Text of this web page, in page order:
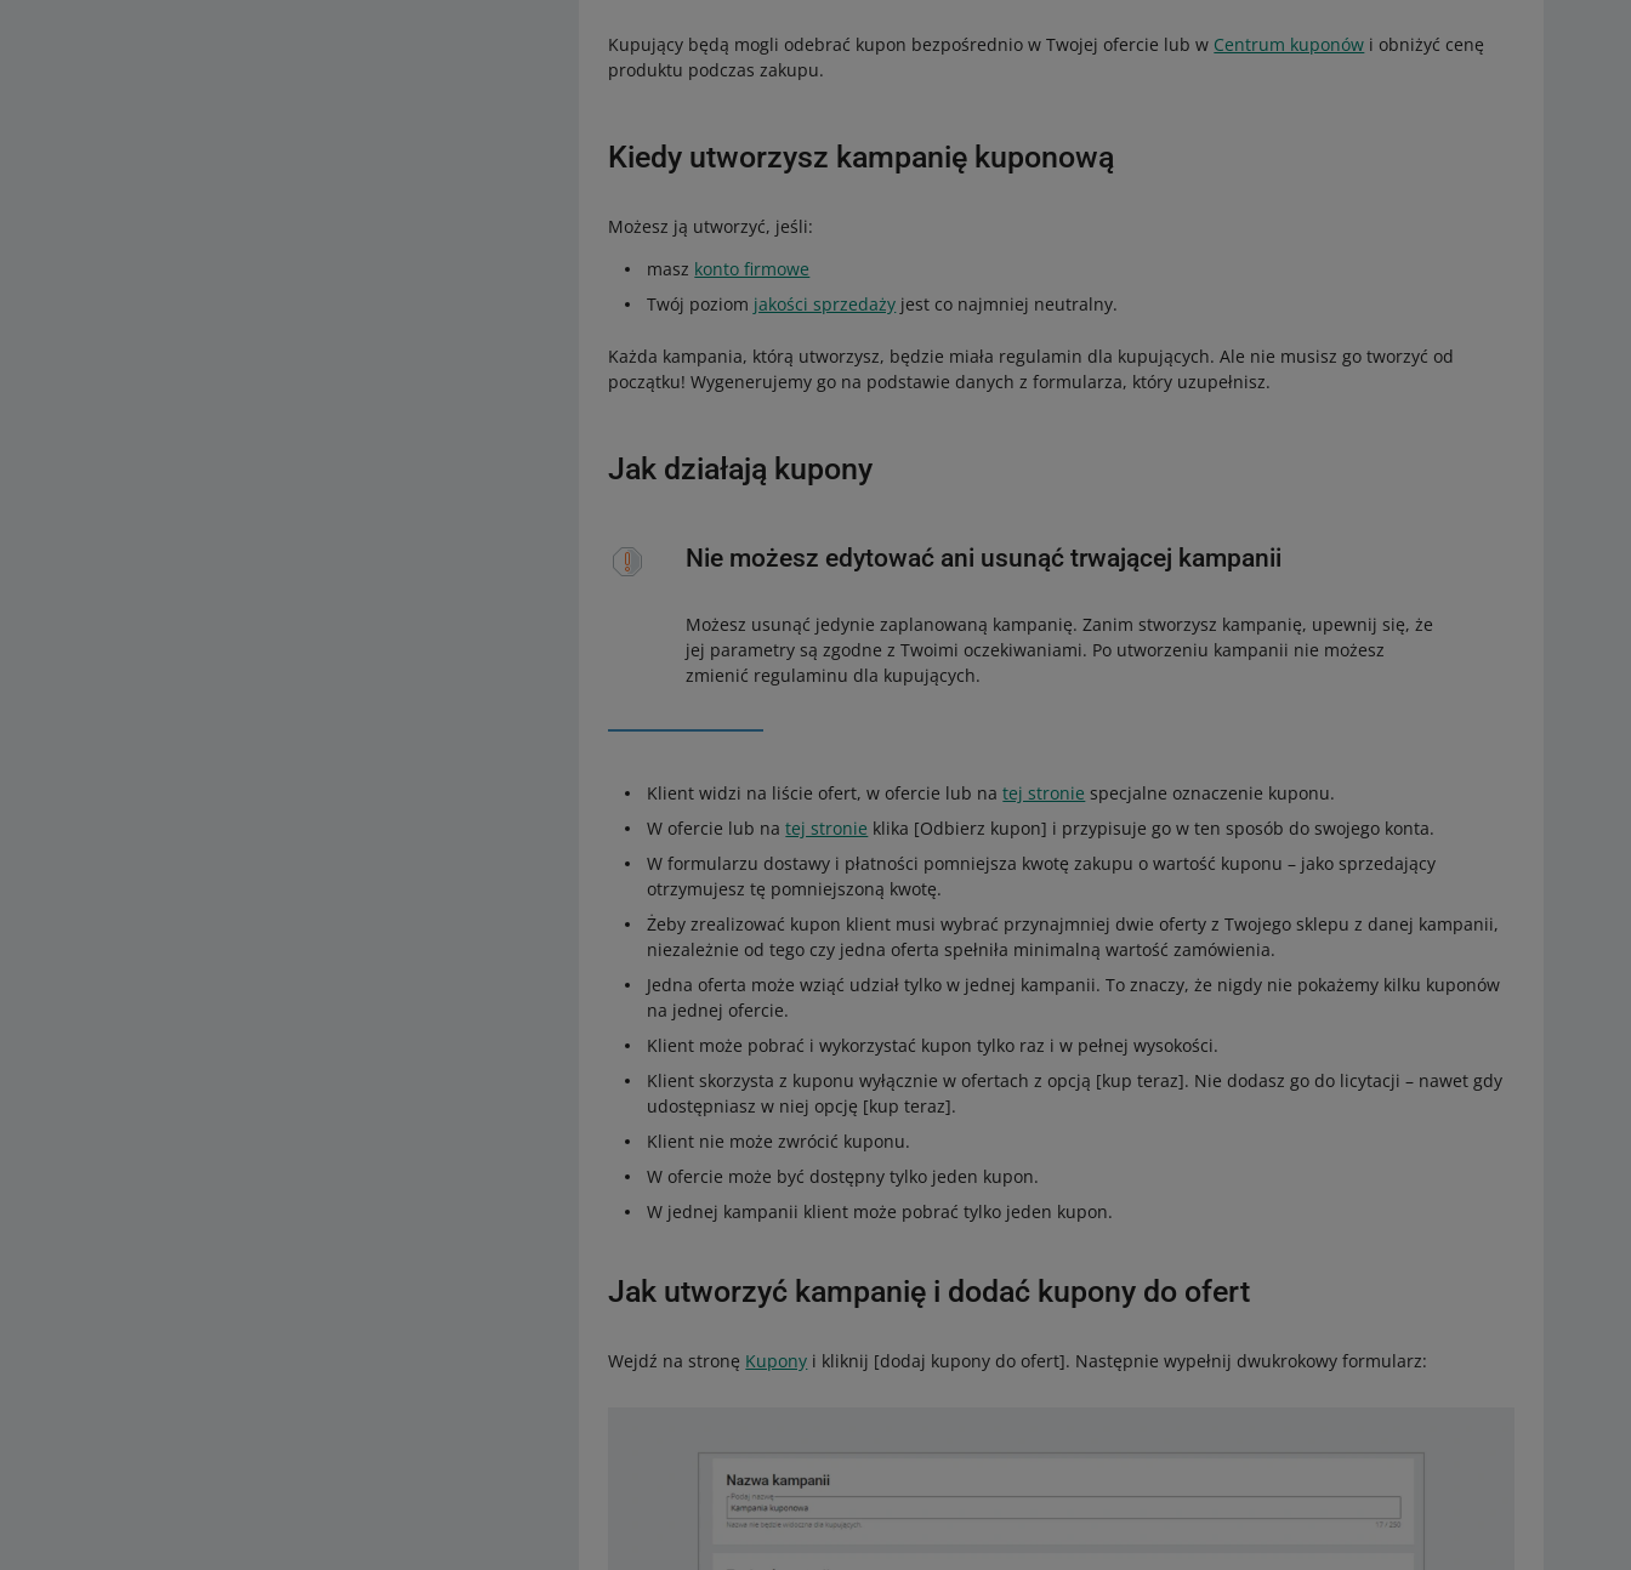
Kupujący będą mogli odebrać kupon bezpośrednio w Twojej ofercie lub w Centrum kuponów i obniżyć cenę
produktu podczas zakupu.
Kiedy utworzysz kampanię kuponową
Możesz ją utworzyć, jeśli:
masz konto firmowe
Twój poziom jakości sprzedaży jest co najmniej neutralny.
Każda kampania, którą utworzysz, będzie miała regulamin dla kupujących. Ale nie musisz go tworzyć od
początku! Wygenerujemy go na podstawie danych z formularza, który uzupełnisz.
Jak działają kupony
Nie możesz edytować ani usunąć trwającej kampanii
Możesz usunąć jedynie zaplanowaną kampanię. Zanim stworzysz kampanię, upewnij się, że
jej parametry są zgodne z Twoimi oczekiwaniami. Po utworzeniu kampanii nie możesz
zmienić regulaminu dla kupujących.
Klient widzi na liście ofert, w ofercie lub natej stronie specjalne oznaczenie kuponu.
W ofercie lub natej stronie klika [Odbierz kupon] i przypisuje go w ten sposób do swojego konta.
W formularzu dostawy i płatności pomniejsza kwotę zakupu o wartość kuponu – jako sprzedający
otrzymujesz tę pomniejszoną kwotę.
Żeby zrealizować kupon klient musi wybrać przynajmniej dwie oferty z Twojego sklepu z danej kampanii,
niezależnie od tego czy jedna oferta spełniła minimalną wartość zamówienia.
Jedna oferta może wziąć udział tylko w jednej kampanii. To znaczy, że nigdy nie pokażemy kilku kuponów
na jednej ofercie.
Klient może pobrać i wykorzystać kupon tylko raz i w pełnej wysokości.
Klient skorzysta z kuponu wyłącznie w ofertach z opcją [kup teraz]. Nie dodasz go do licytacji – nawet gdy
udostępniasz w niej opcję [kup teraz].
Klient nie może zwrócić kuponu.
W ofercie może być dostępny tylko jeden kupon.
W jednej kampanii klient może pobrać tylko jeden kupon.
Jak utworzyć kampanię i dodać kupony do ofert
Wejdź na stronę Kupony i kliknij [dodaj kupony do ofert]. Następnie wypełnij dwukrokowy formularz: